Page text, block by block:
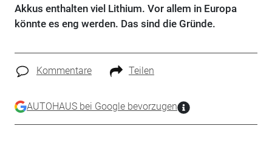
Akkus enthalten viel Lithium. Vor allem in Europa
könnte es eng werden. Das sind die Gründe.
Kommentare Teilen
AUTOHAUS bei Google bevorzugen